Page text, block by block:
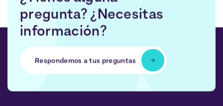
pregunta? ¿Necesitas
información?
Respondemos a tus preguntas